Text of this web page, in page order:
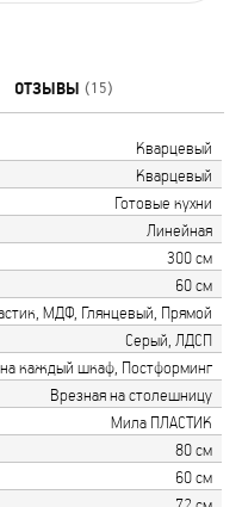
ОТЗЫВЫ (15)
Кварцевый
Кварцевый
Готовые кухни
Линейная
300 см
60 см
МДФ, Глянцевый, Прямой
Серый, ЛДСП
на каждый шкаф, Постформинг
Врезная на столешницу
Мила ПЛАСТИК
80 см
60 см